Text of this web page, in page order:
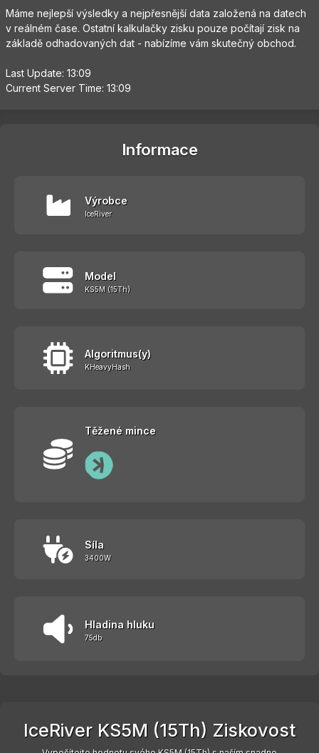
Máme nejlepší výsledky a nejpřesnější data založená na datech
v reálném čase. Ostatní kalkulačky zisku pouze počítají zisk na
základě odhadovaných dat - nabízíme vám skutečný obchod.
Last Update: 13:09
Current Server Time: 13:09
Informace
Výrobce
IceRiver
Model
KS5M (15Th)
Algoritmus(y)
KHeavyHash
Těžené mince
Síla
3400W
Hladina hluku
75db
IceRiver KS5M (15Th) Ziskovost